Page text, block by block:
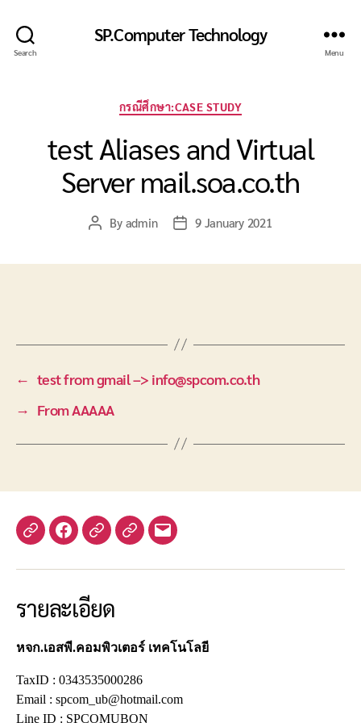
Search
SP.Computer Technology
Menu
Categories
กรณีศึกษา:CASE STUDY
test Aliases and Virtual
Server mail.soa.co.th
PostBy admin
Post9 January 2021
← test from gmail –> info@spcom.co.th
→ From AAAAA
Yelp FacebookTwitterInstagram
อีเมล
รายละเอียด
หจก.เอสพี.คอมพิวเตอร์ เทคโนโลยี
TaxID : 0343535000286
Email : spcom_ub@hotmail.com
Line ID : SPCOMUBON